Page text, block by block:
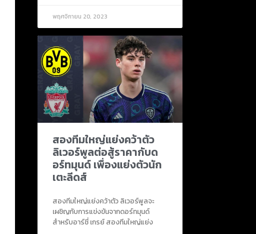
พฤศจิกายน 20, 2023
สองทีมใหญ่แย่งคว้าตัว
ลิเวอร์พูลต่อสู้ราคากับด
อร์ทมุนด์ เพื่องแย่งตัวนัก
เตะลีดส์
สองทีมใหญ่แย่งคว้าตัว ลิเวอร์พูลจะ
เผชิญกับการแข่งขันจากดอร์ทมุนด์
สำหรับอาร์ชี่ เกรย์ สองทีมใหญ่แย่ง